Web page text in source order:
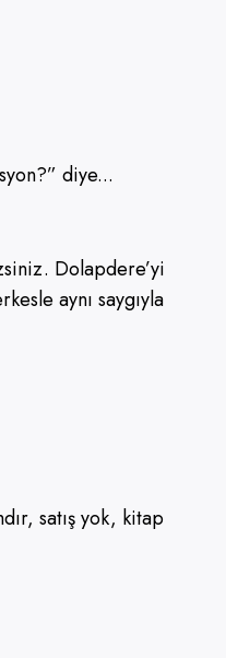
diye...
Dolapdere’yi
aynı saygıyla
satış yok, kitap